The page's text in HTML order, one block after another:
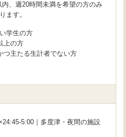
、週20時間未満を希望の方のみ
ます。
学生の方
上の方
つ主たる生計者でない方
5:00｜多度津・夜間の施設